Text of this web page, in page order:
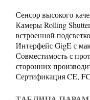
Сенсор высокого
Камеры Rolling
встроенной
Интерфейс GigE с
Совместимость с
сторонних
Сертификация CE,